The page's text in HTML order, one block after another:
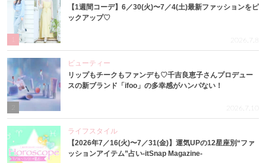
【1週間コーデ】6／30(火)〜7／4(土)最新ファッションをピ
ックアップ♡
2026.7.8
ビューティー
リップもチークもファンデも♡千吉良恵子さんプロデュー
スの新ブランド「ifoo」の多幸感がハンパない！
2026.7.10
ライフスタイル
【2026年7／16(火)〜7／31(金)】運気UPの12星座別“ファ
ッションアイテム”占い-itSnap Magazine-